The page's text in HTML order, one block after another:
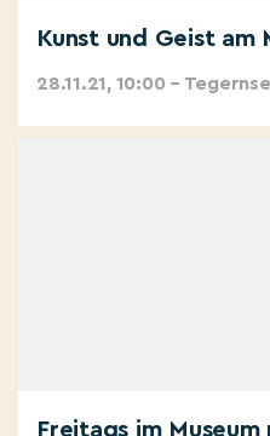
Kunst und Geist am
28.11.21, 10:00 –
Freitags im Museum